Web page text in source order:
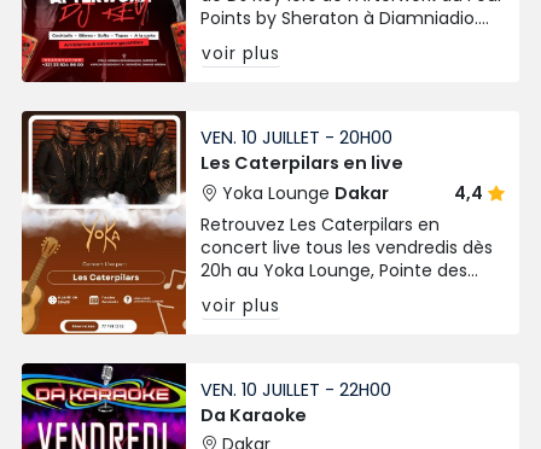
Points by Sheraton à Diamniadio.
Cocktails, tapas, bières et
ambiance chic signée Chic Afrique
voir plus
VEN. 10 JUILLET - 20H00
Les Caterpilars en live
Yoka Lounge Dakar
4,4
Retrouvez Les Caterpilars en
concert live tous les vendredis dès
20h au Yoka Lounge, Pointe des
Almadies. Ambiance live, bonne
musique et vibes garanties !
voir plus
VEN. 10 JUILLET - 22H00
Da Karaoke